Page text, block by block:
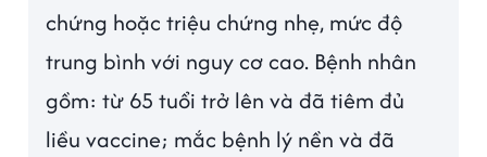
chứng hoặc triệu chứng nhẹ, mức độ
trung bình với nguy cơ cao. Bệnh nhân
gồm: từ 65 tuổi trở lên và đã tiêm đủ
liều vaccine; mắc bệnh lý nền và đã